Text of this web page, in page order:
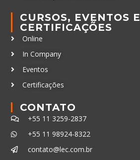
CURSOS, EVENTOS E
CERTIFICAÇÕES
Online
In Company
Eventos
Certificações
CONTATO
+55 11 3259-2837
+55 11 98924-8322
contato@lec.com.br